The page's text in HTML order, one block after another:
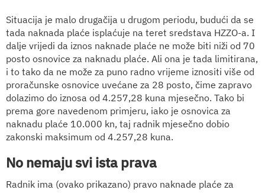
Situacija je malo drugačija u drugom periodu, budući da se
tada naknada plaće isplaćuje na teret sredstava HZZO-a. I
dalje vrijedi da iznos naknade plaće ne može biti niži od 70
posto osnovice za naknadu plaće. Ali ona je tada limitirana,
i to tako da ne može za puno radno vrijeme iznositi više od
proračunske osnovice uvećane za 28 posto, čime zapravo
dolazimo do iznosa od 4.257,28 kuna mjesečno. Tako bi
prema gore navedenom primjeru, iako je osnovica za
naknadu plaće 10.000 kn, taj radnik mjesečno dobio
zakonski maksimum od 4.257,28 kuna.
No nemaju svi ista prava
Radnik ima (ovako prikazano) pravo naknade plaće za